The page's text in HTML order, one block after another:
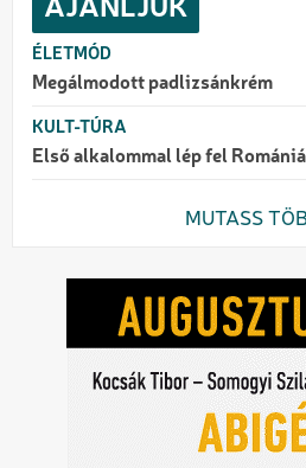
AJÁNLJUK
ÉLETMÓD
Megálmodott padlizsánkrém
KULT-TÚRA
Első alkalommal lép fel
MUTASS